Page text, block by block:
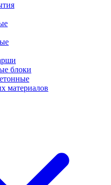
блоки
материалов